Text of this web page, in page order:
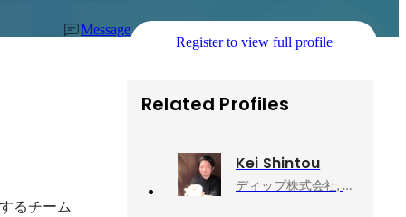
Message
Register to view full profile
るチーム
Related Profiles
Kei Shintou
ディップ株式会社, BizOps本部長